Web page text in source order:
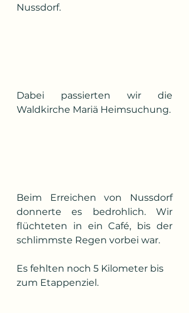
Nussdorf.
Dabei passierten wir die
Waldkirche Mariä Heimsuchung.
Beim Erreichen von Nussdorf
donnerte es bedrohlich. Wir
flüchteten in ein Café, bis der
schlimmste Regen vorbei war.
Es fehlten noch 5 Kilometer bis
zum Etappenziel.